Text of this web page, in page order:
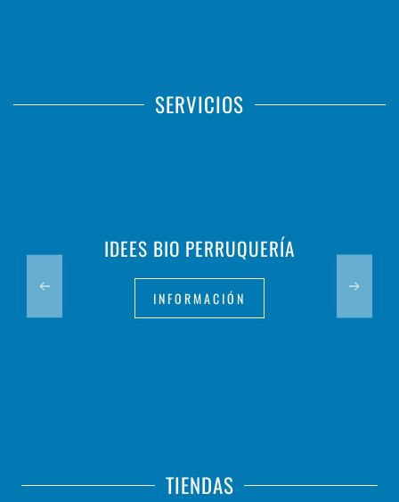
SERVICIOS
IDEES BIO PERRUQUERÍA
INFORMACIÓN
TIENDAS